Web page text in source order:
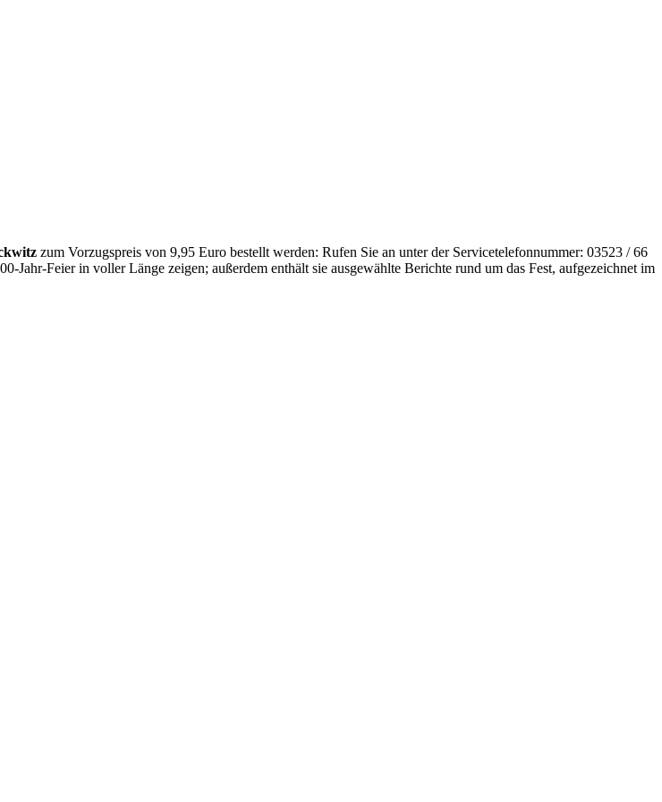
zum Vorzugspreis von 9,95 Euro bestellt werden: Rufen Sie an unter der Servicetelefonnummer: 03523 / 66
Jahr-Feier in voller Länge zeigen; außerdem enthält sie ausgewählte Berichte rund um das Fest, aufgezeichnet im